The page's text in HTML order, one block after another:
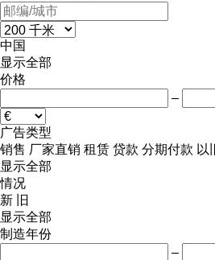
中国
显示全部
价格
–
广告类型
销售 厂家直销 租赁 贷款 分期付款 以
显示全部
情况
新
旧
显示全部
制造年份
–